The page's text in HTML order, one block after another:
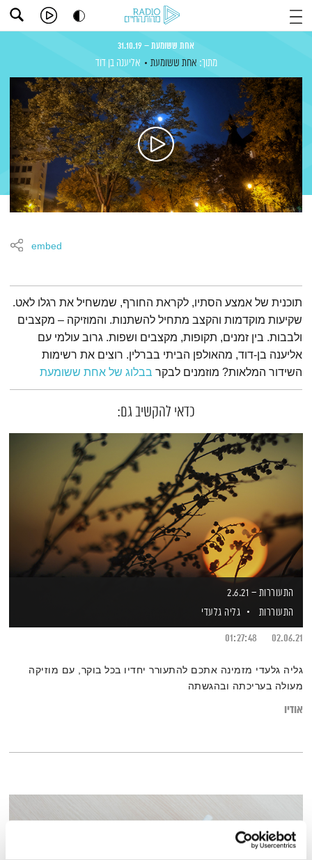
אחת ששומעת – 31.10.19
מתוך: אחת ששומעת אליענה בן דוד
embed
תמצית הפודקאסט
תוכנית של אמצע הסתיו, לקראת החורף, שמשחיל את רגלו לאט.
שקיעות מוקדמות והקצב מתחיל להשתנות. והמוזיקה – מקצבים
ולבבות. בין זמנים, תקופות, מקצבים ושפות. גרוב עולמי עם
אליענה בן-דוד, מהאולפן הביתי בברלין. רוצים את רשימות
השידור המלאות? מוזמנים לבקר בבלוג של אחת ששומעת
כדאי להקשיב גם:
התעוררות – 2.6.21
התעוררות
גליה גלעדי
02.06.21
01:27:48
גליה גלעדי מזמינה אתכם להתעורר יחדיו בכל בוקר, עם מוזיקה
מעולה בעריכתה ובהגשתה
אודיו